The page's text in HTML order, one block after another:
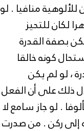
منافيا . لو
لكان للتحيز
بصفة القدرة
كونه خالقا
، لو لم يكن
ذلك على أن الفعل
. لو جاز سامع لا
إلى ركن . من صدرت